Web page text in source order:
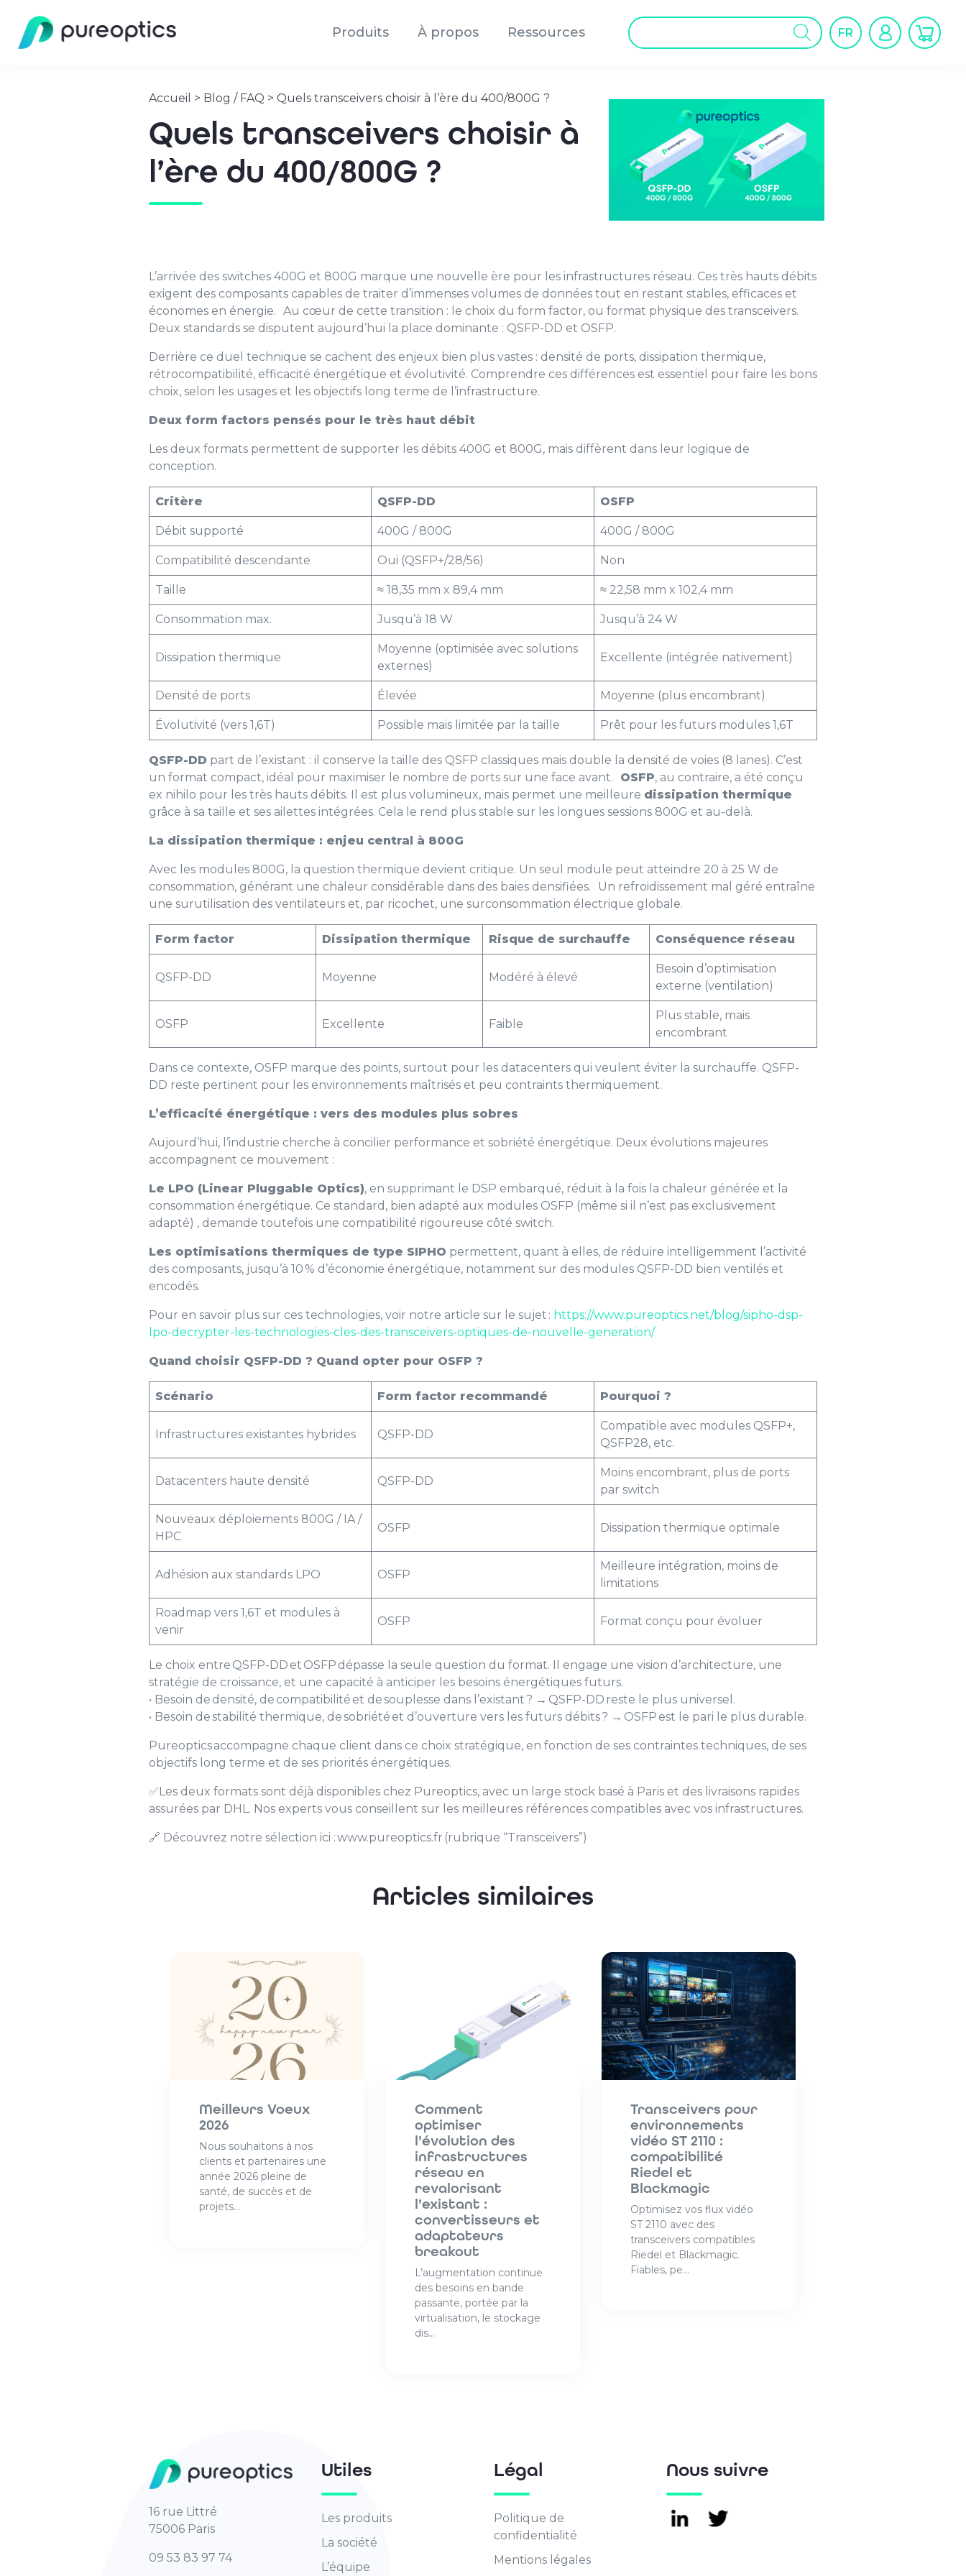
Produits À propos Ressources
Recherche
de
produits
FR
Accueil > Blog / FAQ > Quels transceivers choisir à l’ère du 400/800G ?
Quels transceivers choisir à
l’ère du 400/800G ?
L’arrivée des switches 400G et 800G marque une nouvelle ère pour les infrastructures réseau. Ces très hauts débits
exigent des composants capables de traiter d’immenses volumes de données tout en restant stables, efficaces et
économes en énergie. Au cœur de cette transition : le choix du form factor, ou format physique des transceivers.
Deux standards se disputent aujourd’hui la place dominante : QSFP-DD et OSFP.
Derrière ce duel technique se cachent des enjeux bien plus vastes : densité de ports, dissipation thermique,
rétrocompatibilité, efficacité énergétique et évolutivité. Comprendre ces différences est essentiel pour faire les bons
choix, selon les usages et les objectifs long terme de l’infrastructure.
Deux form factors pensés pour le très haut débit
Les deux formats permettent de supporter les débits 400G et 800G, mais diffèrent dans leur logique de
conception.
Critère QSFP-DD OSFP
Débit supporté 400G / 800G 400G / 800G
Compatibilité descendante Oui (QSFP+/28/56) Non
Taille ≈ 18,35 mm x 89,4 mm ≈ 22,58 mm x 102,4 mm
Consommation max. Jusqu’à 18 W Jusqu’à 24 W
Dissipation thermique
Moyenne (optimisée avec solutions
externes)
Excellente (intégrée nativement)
Densité de ports Élevée Moyenne (plus encombrant)
Évolutivité (vers 1,6T) Possible mais limitée par la taille Prêt pour les futurs modules 1,6T
QSFP-DD part de l’existant : il conserve la taille des QSFP classiques mais double la densité de voies (8 lanes). C’est
un format compact, idéal pour maximiser le nombre de ports sur une face avant. OSFP, au contraire, a été conçu
ex nihilo pour les très hauts débits. Il est plus volumineux, mais permet une meilleure dissipation thermique
grâce à sa taille et ses ailettes intégrées. Cela le rend plus stable sur les longues sessions 800G et au-delà.
La dissipation thermique : enjeu central à 800G
Avec les modules 800G, la question thermique devient critique. Un seul module peut atteindre 20 à 25 W de
consommation, générant une chaleur considérable dans des baies densifiées. Un refroidissement mal géré entraîne
une surutilisation des ventilateurs et, par ricochet, une surconsommation électrique globale.
Form factor Dissipation thermique Risque de surchauffe Conséquence réseau
QSFP-DD Moyenne Modéré à élevé
Besoin d’optimisation
externe (ventilation)
OSFP Excellente Faible
Plus stable, mais
encombrant
Dans ce contexte, OSFP marque des points, surtout pour les datacenters qui veulent éviter la surchauffe. QSFP-
DD reste pertinent pour les environnements maîtrisés et peu contraints thermiquement.
L’efficacité énergétique : vers des modules plus sobres
Aujourd’hui, l’industrie cherche à concilier performance et sobriété énergétique. Deux évolutions majeures
accompagnent ce mouvement :
Le LPO (Linear Pluggable Optics), en supprimant le DSP embarqué, réduit à la fois la chaleur générée et la
consommation énergétique. Ce standard, bien adapté aux modules OSFP (même si il n’est pas exclusivement
adapté) , demande toutefois une compatibilité rigoureuse côté switch.
Les optimisations thermiques de type SIPHO permettent, quant à elles, de réduire intelligemment l’activité
des composants, jusqu’à 10 % d’économie énergétique, notamment sur des modules QSFP-DD bien ventilés et
encodés.
Pour en savoir plus sur ces technologies, voir notre article sur le sujet : https://www.pureoptics.net/blog/sipho-dsp-
lpo-decrypter-les-technologies-cles-des-transceivers-optiques-de-nouvelle-generation/
Quand choisir QSFP-DD ? Quand opter pour OSFP ?
Scénario Form factor recommandé Pourquoi ?
Infrastructures existantes hybrides QSFP-DD
Compatible avec modules QSFP+,
QSFP28, etc.
Datacenters haute densité QSFP-DD
Moins encombrant, plus de ports
par switch
Nouveaux déploiements 800G / IA /
HPC
OSFP Dissipation thermique optimale
Adhésion aux standards LPO OSFP
Meilleure intégration, moins de
limitations
Roadmap vers 1,6T et modules à
venir
OSFP Format conçu pour évoluer
Le choix entre QSFP-DD et OSFP dépasse la seule question du format. Il engage une vision d’architecture, une
stratégie de croissance, et une capacité à anticiper les besoins énergétiques futurs.
• Besoin de densité, de compatibilité et de souplesse dans l’existant ? → QSFP-DD reste le plus universel.
• Besoin de stabilité thermique, de sobriété et d’ouverture vers les futurs débits ? → OSFP est le pari le plus durable.
Pureoptics accompagne chaque client dans ce choix stratégique, en fonction de ses contraintes techniques, de ses
objectifs long terme et de ses priorités énergétiques.
✅Les deux formats sont déjà disponibles chez Pureoptics, avec un large stock basé à Paris et des livraisons rapides
assurées par DHL. Nos experts vous conseillent sur les meilleures références compatibles avec vos infrastructures.
🔗 Découvrez notre sélection ici : www.pureoptics.fr (rubrique “Transceivers”)
Articles similaires
Meilleurs Voeux
2026
Nous souhaitons à nos
clients et partenaires une
année 2026 pleine de
santé, de succès et de
projets...
Comment
optimiser
l’évolution des
infrastructures
réseau en
revalorisant
l’existant :
convertisseurs et
adaptateurs
breakout
L’augmentation continue
des besoins en bande
passante, portée par la
virtualisation, le stockage
dis...
Transceivers pour
environnements
vidéo ST 2110 :
compatibilité
Riedel et
Blackmagic
Optimisez vos flux vidéo
ST 2110 avec des
transceivers compatibles
Riedel et Blackmagic.
Fiables, pe...
16 rue Littré
75006 Paris
09 53 83 97 74
Utiles
Les produits
La société
L’équipe
Légal
Politique de
confidentialité
Mentions légales
Nous suivre